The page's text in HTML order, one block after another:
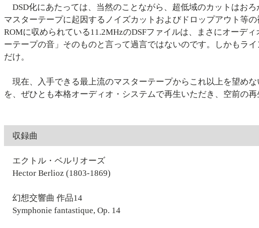
DSD化にあたっては、当然のことながら、超低域のカットはお
マスターテープに起因するノイズカットおよびドロップアウト等
ROMに収められている11.2MHzのDSFファイルは、まさにオーデ
ーテープの音」そのものと言って過言ではないのです。しかもラ
だけ。
現在、入手できる最上流のマスターテープからこれ以上を望め
を、ぜひとも本格オーディオ・システムで再生いただき、空前の
収録曲
エクトル・ベルリオーズ
Hector Berlioz (1803-1869)
幻想交響曲 作品14
Symphonie fantastique, Op. 14